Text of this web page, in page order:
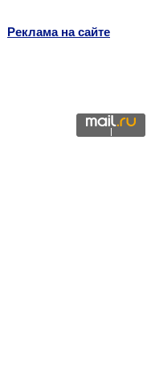
Реклама на сайте